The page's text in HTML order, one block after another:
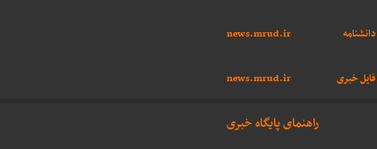
دانشنامه
news.mrud.ir
فایل خبری news.mrud.ir
راهنمای پایگاه خبری